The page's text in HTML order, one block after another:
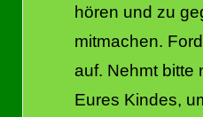
hören und zu
mitmachen.
auf. Nehmt bitte
Eures Kindes,